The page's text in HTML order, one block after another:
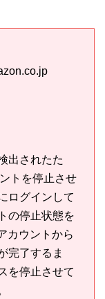
出されたた
トを停止させ
ログインして
の停止状態を
カウントから
完了するま
を停止させて